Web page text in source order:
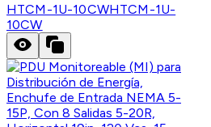
HTCM-1U-10CWHTCM-1U-
10CW